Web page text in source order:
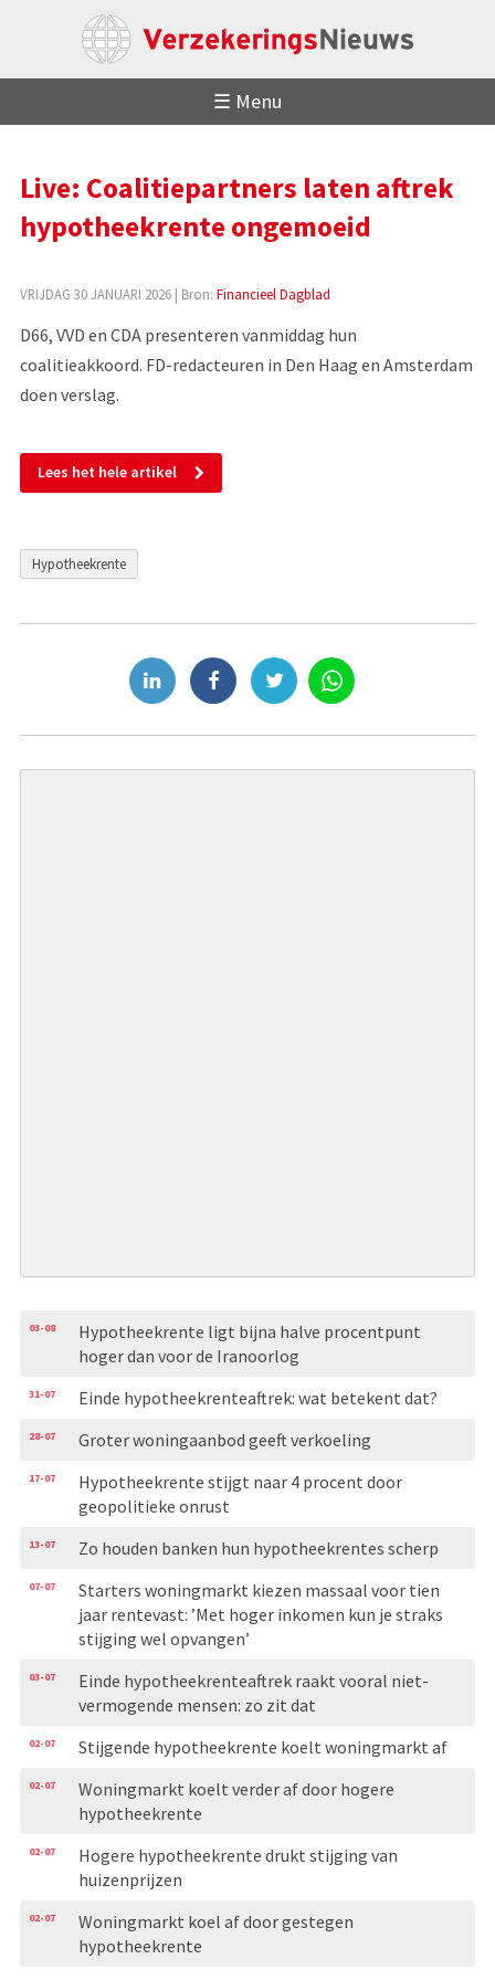
☰ Menu
Live: Coalitiepartners laten aftrek
hypotheekrente ongemoeid
VRIJDAG 30 JANUARI 2026| Bron: Financieel Dagblad
D66, VVD en CDA presenteren vanmiddag hun
coalitieakkoord. FD-redacteuren in Den Haag en Amsterdam
doen verslag.
Lees het hele artikel
Hypotheekrente
03-08
Hypotheekrente ligt bijna halve procentpunt
hoger dan voor de Iranoorlog
31-07 Einde hypotheekrenteaftrek: wat betekent dat?
28-07 Groter woningaanbod geeft verkoeling
17-07
Hypotheekrente stijgt naar 4 procent door
geopolitieke onrust
13-07 Zo houden banken hun hypotheekrentes scherp
07-07
Starters woningmarkt kiezen massaal voor tien
jaar rentevast: ’Met hoger inkomen kun je straks
stijging wel opvangen’
03-07
Einde hypotheekrenteaftrek raakt vooral niet-
vermogende mensen: zo zit dat
02-07 Stijgende hypotheekrente koelt woningmarkt af
02-07
Woningmarkt koelt verder af door hogere
hypotheekrente
02-07
Hogere hypotheekrente drukt stijging van
huizenprijzen
02-07
Woningmarkt koel af door gestegen
hypotheekrente